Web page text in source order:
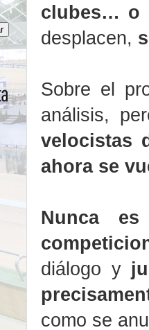
clubes… o
desplacen,
Sobre el
análisis,
velocistas
ahora se
Nunca
diálogo y
como se